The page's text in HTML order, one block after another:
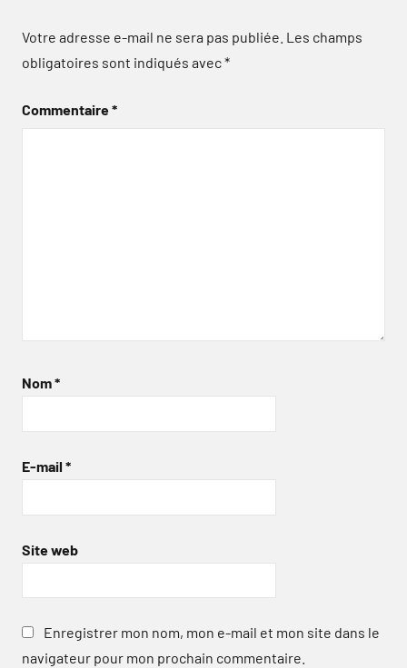
Votre adresse e-mail ne sera pas publiée. Les champs
obligatoires sont indiqués avec*
Commentaire*
Nom*
E-mail *
Site web
Enregistrer mon nom, mon e-mail et mon site dans le
navigateur pour mon prochain commentaire.